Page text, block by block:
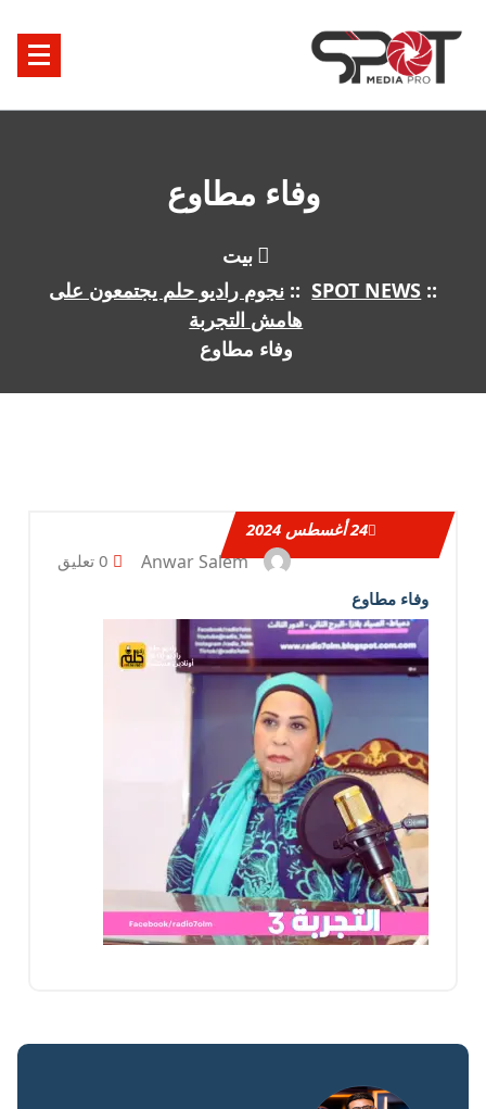
المحتوى
وفاء مطاوع
بيت
::
SPOT NEWS
:: نجوم راديو حلم يجتمعون على
هامش التجربة
وفاء مطاوع
24أغسطس 2024
Anwar Salem
وفاء مطاوع